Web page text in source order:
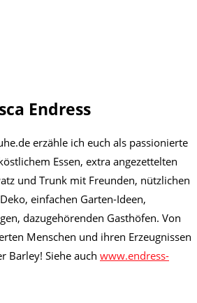
Endress
erzähle ich euch als passionierte
Essen, extra angezettelten
und Trunk mit Freunden, nützlichen
einfachen Garten-Ideen,
dazugehörenden Gasthöfen. Von
Menschen und ihren Erzeugnissen
Barley! Siehe auch www.endress-